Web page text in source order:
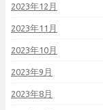
2023年12月
2023年11月
2023年10月
2023年9月
2023年8月